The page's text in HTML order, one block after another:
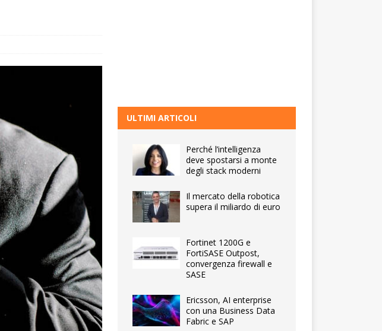
ULTIMI ARTICOLI
Perché l’intelligenza
deve spostarsi a monte
degli stack moderni
Il mercato della robotica
supera il miliardo di euro
Fortinet 1200G e
FortiSASE Outpost,
convergenza firewall e
SASE
Ericsson, AI enterprise
con una Business Data
Fabric e SAP